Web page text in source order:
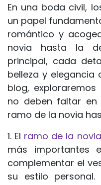
En una boda civil,
un papel
romántico y
novia hasta la
principal, cada
belleza y elegancia
blog,
no deben faltar en
ramo de la novia
1. El ramo de la novia
más importantes
complementar el
su estilo